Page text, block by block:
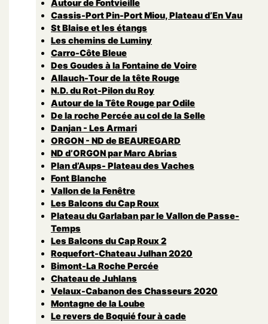
Autour de Fontvieille
Cassis-Port Pin-Port Miou, Plateau d’En Vau
St Blaise et les étangs
Les chemins de Luminy
Carro-Côte Bleue
Des Goudes à la Fontaine de Voire
Allauch-Tour de la tête Rouge
N.D. du Rot-Pilon du Roy
Autour de la Tête Rouge par Odile
De la roche Percée au col de la Selle
Danjan - Les Armari
ORGON - ND de BEAUREGARD
ND d’ORGON par Marc Abrias
Plan d’Aups- Plateau des Vaches
Font Blanche
Vallon de la Fenêtre
Les Balcons du Cap Roux
Plateau du Garlaban par le Vallon de Passe-
Temps
Les Balcons du Cap Roux 2
Roquefort-Chateau Julhan 2020
Bimont-La Roche Percée
Chateau de Juhlans
Velaux-Cabanon des Chasseurs 2020
Montagne de la Loube
Le revers de Boquié four à cade